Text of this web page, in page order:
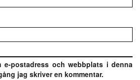
e-postadress och webbplats i denna
jag skriver en kommentar.